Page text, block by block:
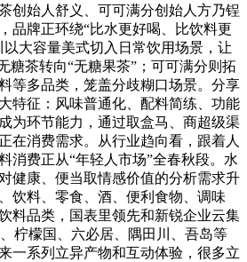
创始人舒义、可可满分创始人方乃锃
品牌正环绕“比水更好喝、比饮料更
大容量美式切入日常饮用场景，让
糖茶转向“无糖果茶”；可可满分则拓
等多品类，笼盖分歧糊口场景。分享
特征：风味普通化、配料简练、功能
为环节能力，通过取盒马、商超级渠
在消费需求。从行业趋向看，跟着人
消费正从“年轻人市场”全春秋段。水
健康、便当取情感价值的分析需求升
饮料、零食、酒、便利食物、调味
料品类，国表里领先和新锐企业云集
柠檬国、六必居、隅田川、吾岛等
一系列立异产物和互动体验，很多立